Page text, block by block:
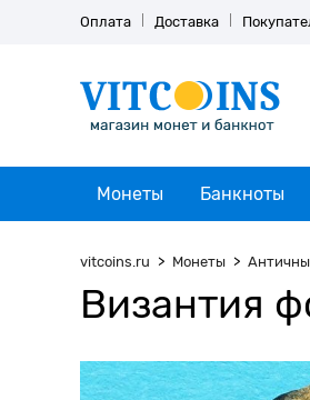
Оплата Доставка
Монеты Банкноты
vitcoins.ru Монеты
Византия